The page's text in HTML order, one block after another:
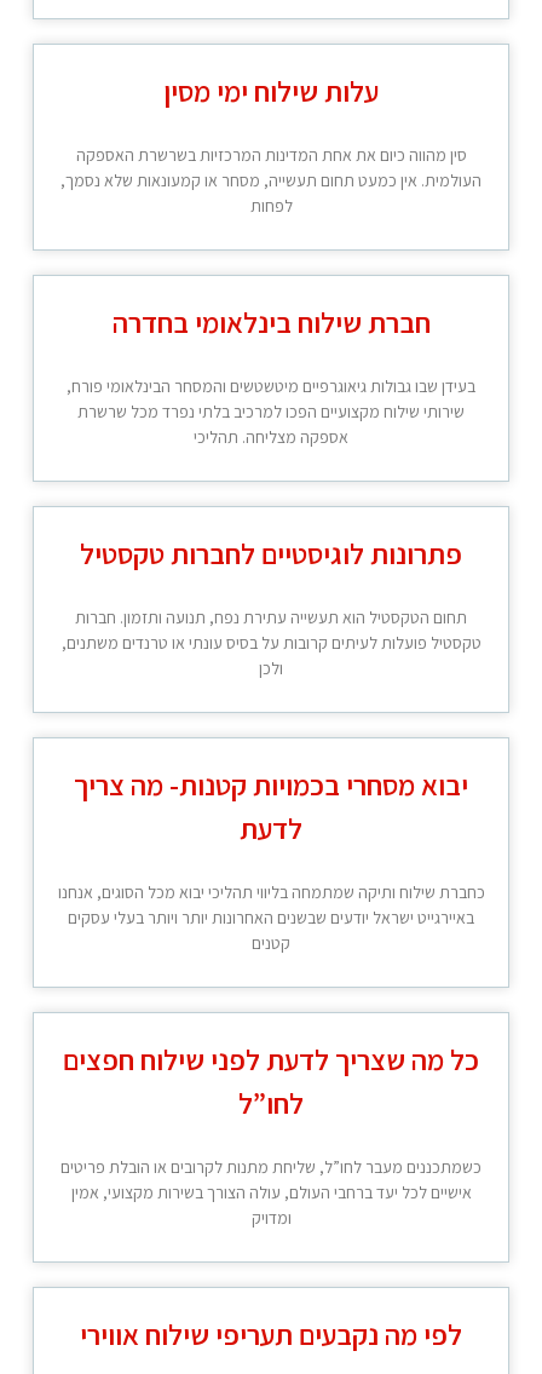
עלות שילוח ימי מסין
סין מהווה כיום את אחת המדינות המרכזיות בשרשרת האספקה
העולמית. אין כמעט תחום תעשייה, מסחר או קמעונאות שלא נסמך,
לפחות
חברת שילוח בינלאומי בחדרה
בעידן שבו גבולות גיאוגרפיים מיטשטשים והמסחר הבינלאומי פורח,
שירותי שילוח מקצועיים הפכו למרכיב בלתי נפרד מכל שרשרת
אספקה מצליחה. תהליכי
פתרונות לוגיסטיים לחברות טקסטיל
תחום הטקסטיל הוא תעשייה עתירת נפח, תנועה ותזמון. חברות
טקסטיל פועלות לעיתים קרובות על בסיס עונתי או טרנדים משתנים,
ולכן
יבוא מסחרי בכמויות קטנות- מה צריך
לדעת
כחברת שילוח ותיקה שמתמחה בליווי תהליכי יבוא מכל הסוגים, אנחנו
באיירגייט ישראל יודעים שבשנים האחרונות יותר ויותר בעלי עסקים
קטנים
כל מה שצריך לדעת לפני שילוח חפצים
לחו”ל
כשמתכננים מעבר לחו”ל, שליחת מתנות לקרובים או הובלת פריטים
אישיים לכל יעד ברחבי העולם, עולה הצורך בשירות מקצועי, אמין
ומדויק
לפי מה נקבעים תעריפי שילוח אווירי